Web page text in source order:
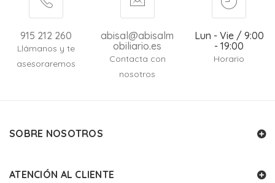
915 212 260
Llámanos y te
asesoraremos
abisal@abisalm
obiliario.es
Contacta con
nosotros
Lun - Vie / 9:00
- 19:00
Horario
SOBRE NOSOTROS
ATENCIÓN AL CLIENTE